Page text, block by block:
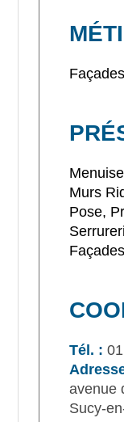
Façades
Murs
Pose,
Tél. :
avenue
Sucy-